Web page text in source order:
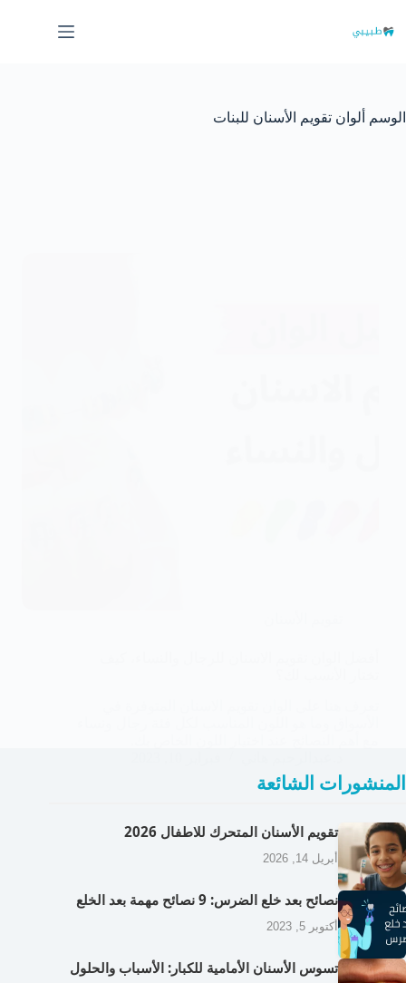
إلى
المحتوى
الوسم ألوان تقويم الأسنان للبنات
المنشورات الشائعة
تقويم الأسنان المتحرك للاطفال 2026
أبريل 14, 2026
نصائح بعد خلع الضرس: 9 نصائح مهمة بعد الخلع
أكتوبر 5, 2023
تسوس الأسنان الأمامية للكبار: الأسباب والحلول